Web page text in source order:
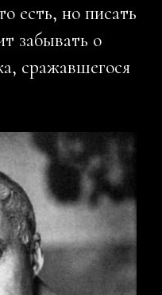
есть, но писать
забывать о
сражавшегося